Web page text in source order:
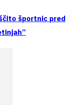
športnic pred